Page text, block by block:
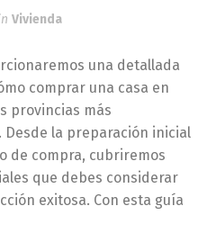
Vivienda
una detallada
comprar una casa en
provincias más
Desde la preparación inicial
de compra, cubriremos
que debes considerar
exitosa. Con esta guía